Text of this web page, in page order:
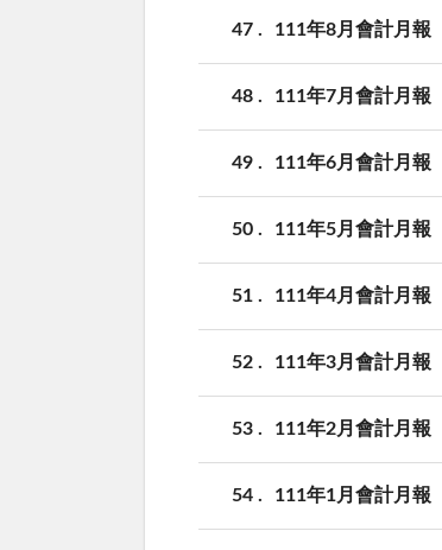
47 111年8月會計月報
48 111年7月會計月報
49 111年6月會計月報
50 111年5月會計月報
51 111年4月會計月報
52 111年3月會計月報
53 111年2月會計月報
54 111年1月會計月報